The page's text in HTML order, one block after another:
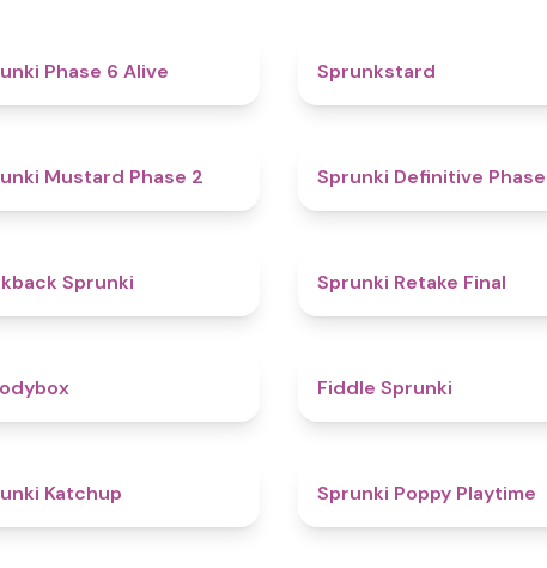
Phase 6 Alive Sprunkstard
Mustard Phase 2 Sprunki Definitive
Sprunki Sprunki Retake Final
Fiddle Sprunki
Katchup Sprunki Poppy Playtime